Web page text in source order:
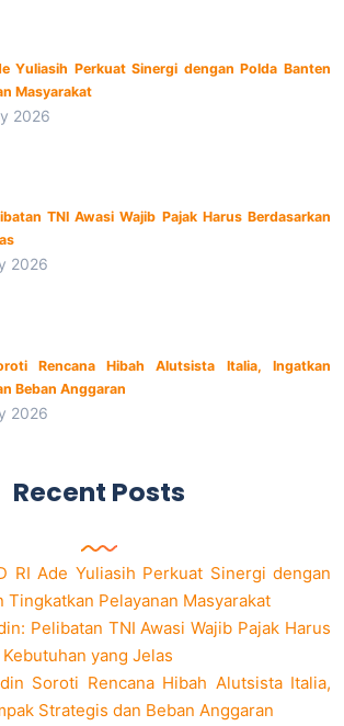
Yuliasih Perkuat Sinergi dengan Polda Banten
Masyarakat
2026
TNI Awasi Wajib Pajak Harus Berdasarkan
2026
Rencana Hibah Alutsista Italia, Ingatkan
Beban Anggaran
2026
Recent Posts
RI Ade Yuliasih Perkuat Sinergi dengan
Tingkatkan Pelayanan Masyarakat
Pelibatan TNI Awasi Wajib Pajak Harus
yang Jelas
Soroti Rencana Hibah Alutsista Italia,
Strategis dan Beban Anggaran